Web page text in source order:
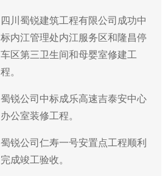
四川蜀锐建筑工程有限公司成功中
标内江管理处内江服务区和隆昌停
车区第三卫生间和母婴室修建工
程。
蜀锐公司中标成乐高速吉泰安中心
办公室装修工程。
蜀锐公司仁寿一号安置点工程顺利
完成竣工验收。